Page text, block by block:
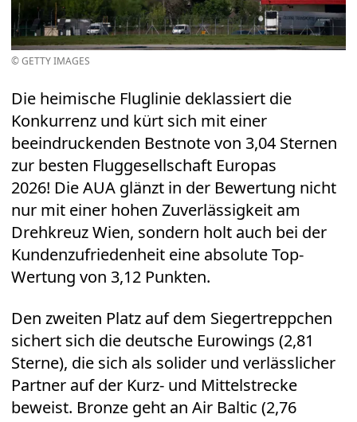
© GETTY IMAGES
Die heimische Fluglinie deklassiert die
Konkurrenz und kürt sich mit einer
beeindruckenden Bestnote von 3,04 Sternen
zur besten Fluggesellschaft Europas
2026! Die AUA glänzt in der Bewertung nicht
nur mit einer hohen Zuverlässigkeit am
Drehkreuz Wien, sondern holt auch bei der
Kundenzufriedenheit eine absolute Top-
Wertung von 3,12 Punkten.
Den zweiten Platz auf dem Siegertreppchen
sichert sich die deutsche Eurowings (2,81
Sterne), die sich als solider und verlässlicher
Partner auf der Kurz- und Mittelstrecke
beweist. Bronze geht an Air Baltic (2,76